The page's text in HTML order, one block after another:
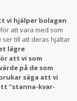
vi hjälper bolagen
att vara med som
till att deras hjältar
lägre
att vi som
på de som
säga att vi
”stanna-kvar-